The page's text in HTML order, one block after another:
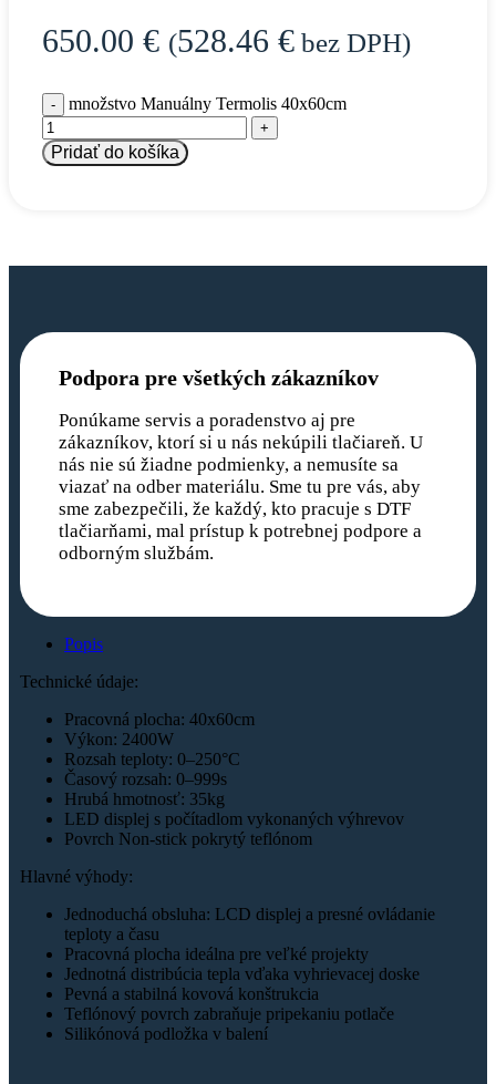
650.00 € (528.46 € bez DPH)
množstvo Manuálny Termolis 40x60cm
Pridať do košíka
Podpora pre všetkých zákazníkov
Ponúkame servis a poradenstvo aj pre
zákazníkov, ktorí si u nás nekúpili tlačiareň. U
nás nie sú žiadne podmienky, a nemusíte sa
viazať na odber materiálu. Sme tu pre vás, aby
sme zabezpečili, že každý, kto pracuje s DTF
tlačiarňami, mal prístup k potrebnej podpore a
odborným službám.
Popis
Technické údaje:
Pracovná plocha: 40x60cm
Výkon: 2400W
Rozsah teploty: 0–250°C
Časový rozsah: 0–999s
Hrubá hmotnosť: 35kg
LED displej s počítadlom vykonaných výhrevov
Povrch Non-stick pokrytý teflónom
Hlavné výhody:
Jednoduchá obsluha: LCD displej a presné ovládanie
teploty a času
Pracovná plocha ideálna pre veľké projekty
Jednotná distribúcia tepla vďaka vyhrievacej doske
Pevná a stabilná kovová konštrukcia
Teflónový povrch zabraňuje pripekaniu potlače
Silikónová podložka v balení